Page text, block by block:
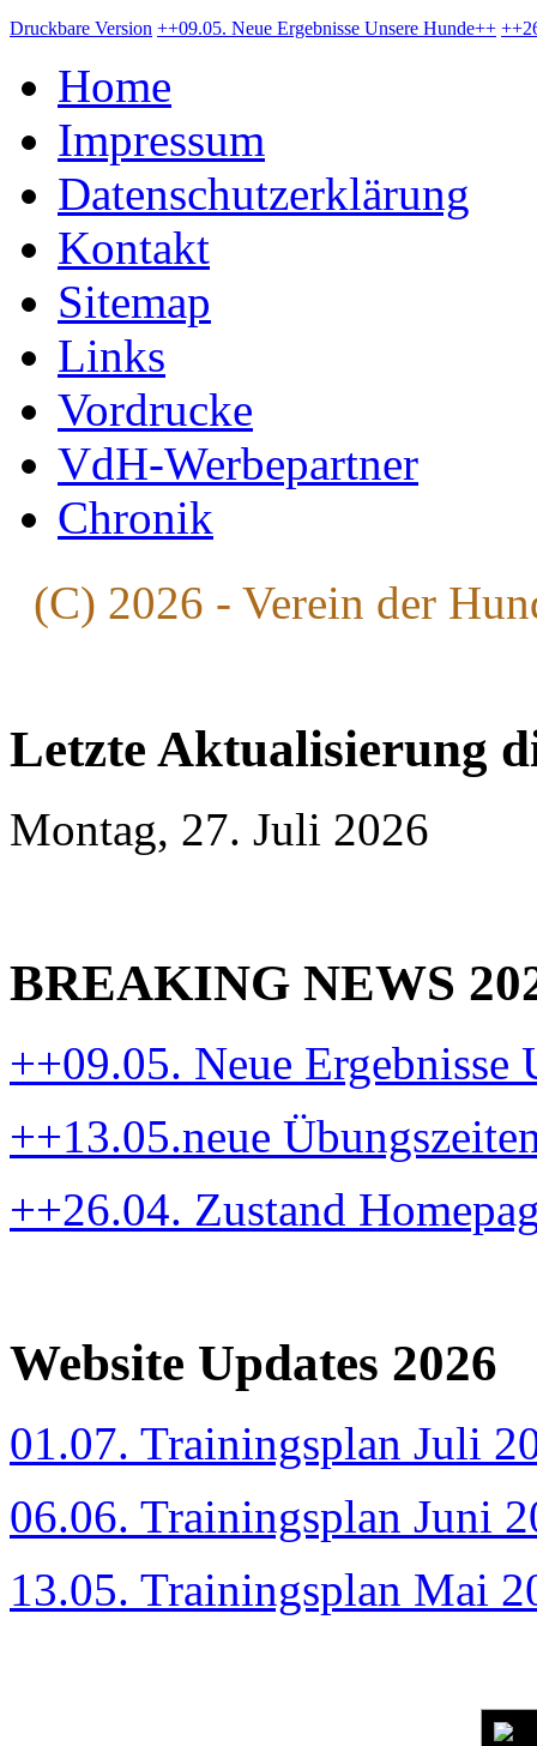
Druckbare Version ++09.05. Neue Ergebnisse Unsere Hunde++
Home
Impressum
Datenschutzerklärung
Kontakt
Sitemap
Links
Vordrucke
VdH-Werbepartner
Chronik
(C) 2026 - Verein der
Letzte Aktualisierung
Montag, 27. Juli 2026
BREAKING NEWS
++09.05. Neue Ergebnisse
++13.05.neue
++26.04. Zustand
Website Updates 2026
01.07. Trainingsplan Juli
06.06. Trainingsplan Juni
13.05. Trainingsplan Mai